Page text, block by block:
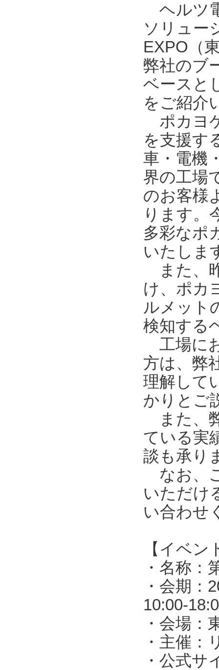
ヘルツ
ソリュー
EXPO（
弊社のブ
ベースと
をご紹介
ポカヨ
を支援す
車・電機
界の工場
のお客様
ります。
多彩なポ
いたしま
また、
け、ポカ
ルメット
検知する
工場に
方は、弊
理解して
かりとご
また、
ている実
談も承り
なお、
いただけ
い合わせ
【イベン
・名称：
・会期：
10:00-
・会場：
・主催
・公式サ